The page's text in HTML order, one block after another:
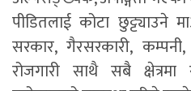
पीडितलाई कोटा छुट्ट्याउने
सरकार, गैरसरकारी, कम्पनी,
रोजगारी साथै सबै